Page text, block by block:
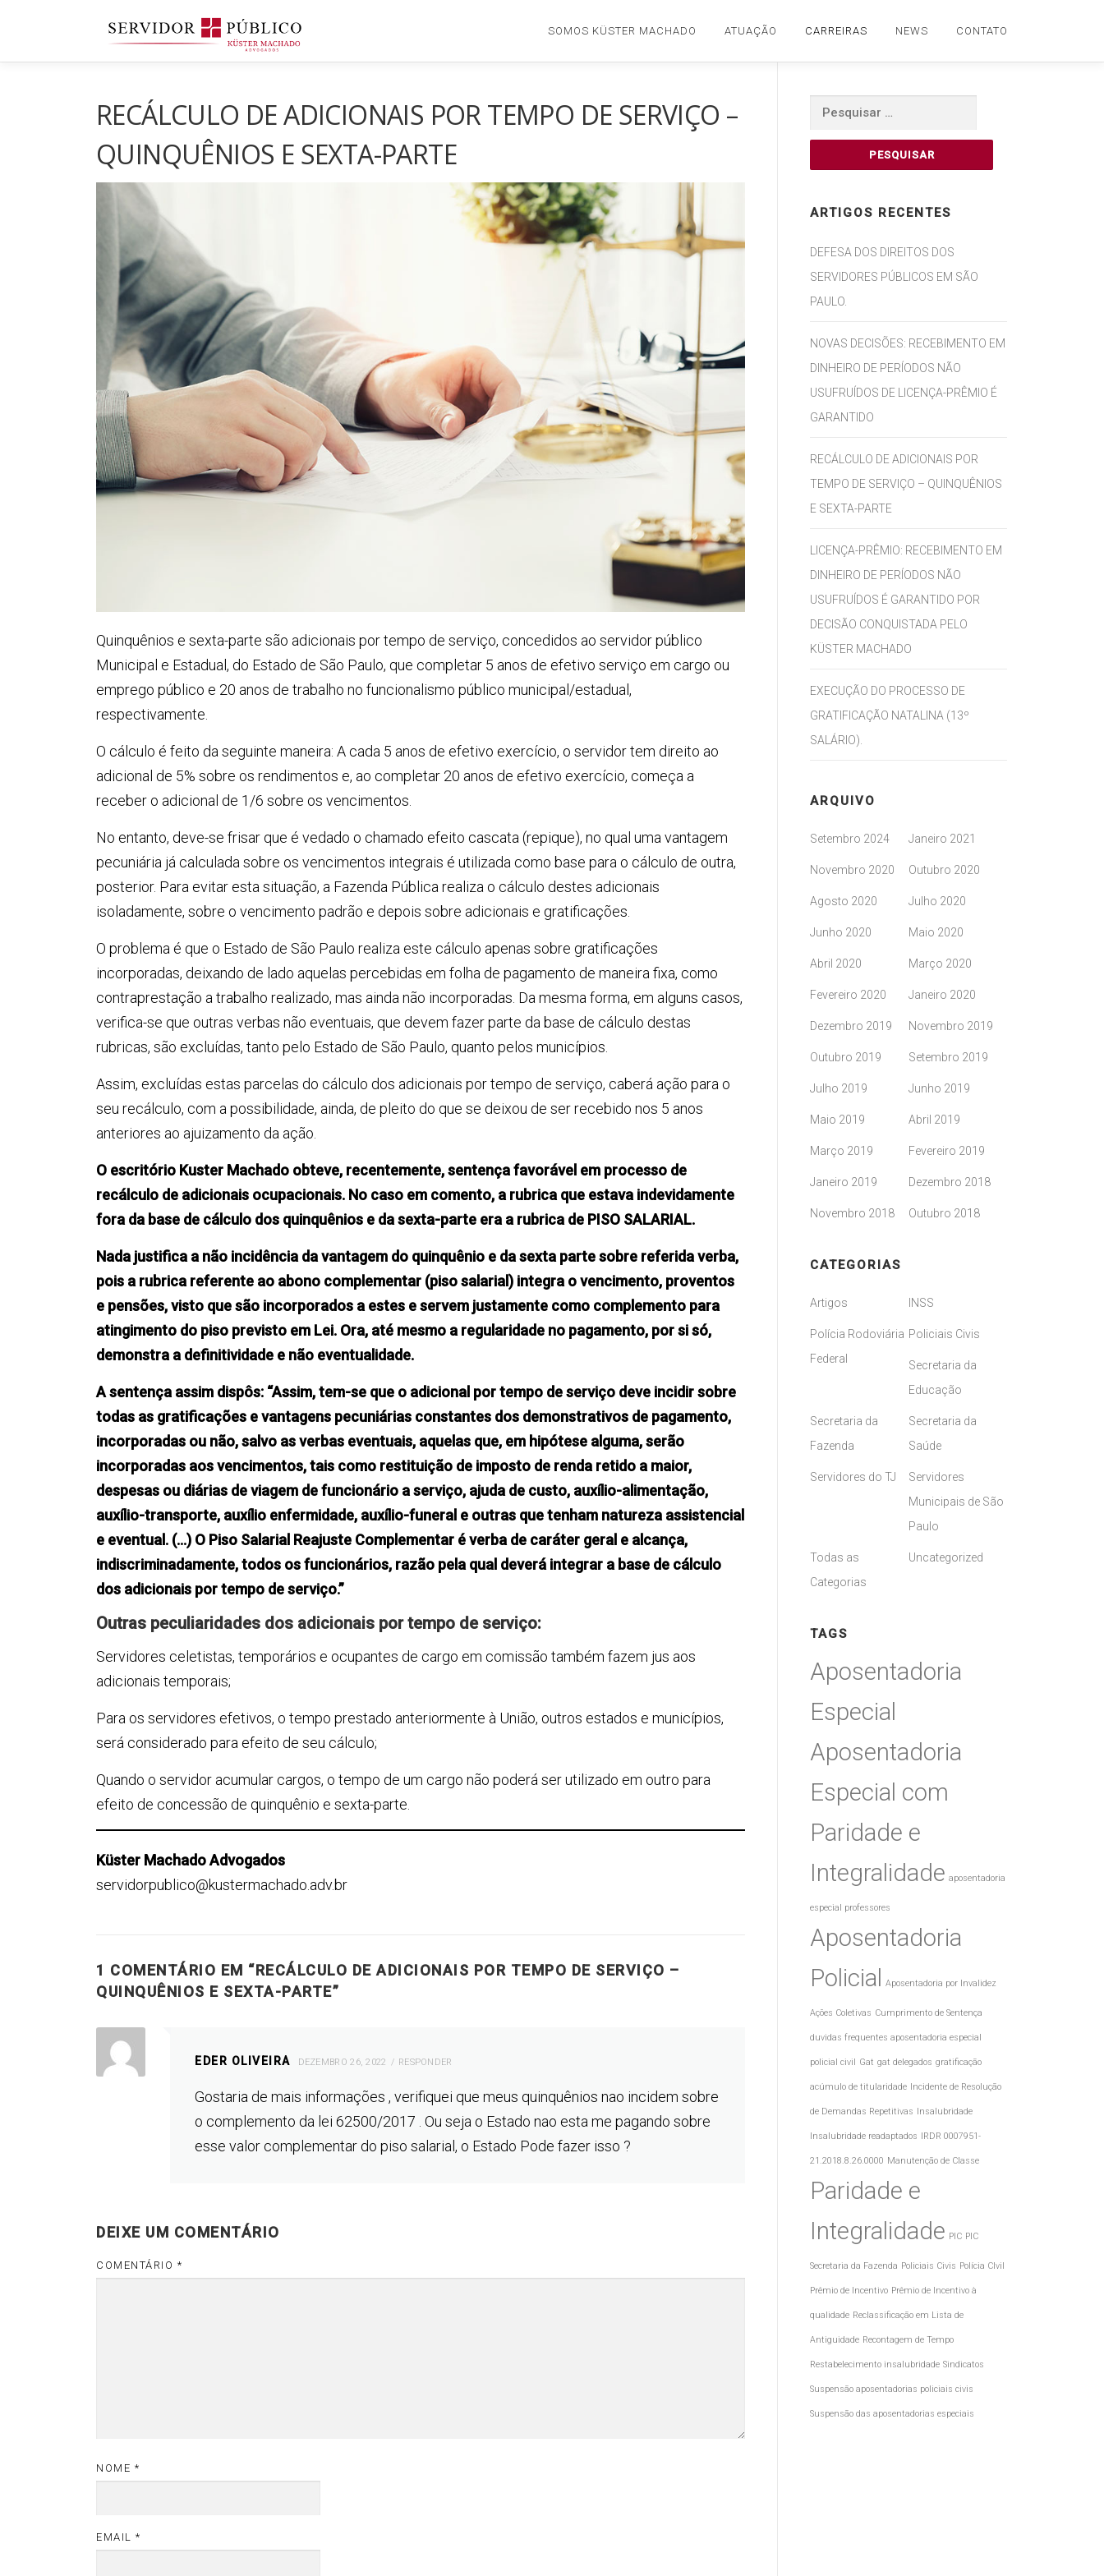
conteúdo
SOMOS KÜSTER MACHADO ATUAÇÃO CARREIRAS NEWS CONTATO
RECÁLCULO DE ADICIONAIS POR TEMPO DE SERVIÇO –
QUINQUÊNIOS E SEXTA-PARTE
Quinquênios e sexta-parte são adicionais por tempo de serviço, concedidos ao servidor público
Municipal e Estadual, do Estado de São Paulo, que completar 5 anos de efetivo serviço em cargo ou
emprego público e 20 anos de trabalho no funcionalismo público municipal/estadual,
respectivamente.
O cálculo é feito da seguinte maneira: A cada 5 anos de efetivo exercício, o servidor tem direito ao
adicional de 5% sobre os rendimentos e, ao completar 20 anos de efetivo exercício, começa a
receber o adicional de 1/6 sobre os vencimentos.
No entanto, deve-se frisar que é vedado o chamado efeito cascata (repique), no qual uma vantagem
pecuniária já calculada sobre os vencimentos integrais é utilizada como base para o cálculo de outra,
posterior. Para evitar esta situação, a Fazenda Pública realiza o cálculo destes adicionais
isoladamente, sobre o vencimento padrão e depois sobre adicionais e gratificações.
O problema é que o Estado de São Paulo realiza este cálculo apenas sobre gratificações
incorporadas, deixando de lado aquelas percebidas em folha de pagamento de maneira fixa, como
contraprestação a trabalho realizado, mas ainda não incorporadas. Da mesma forma, em alguns casos,
verifica-se que outras verbas não eventuais, que devem fazer parte da base de cálculo destas
rubricas, são excluídas, tanto pelo Estado de São Paulo, quanto pelos municípios.
Assim, excluídas estas parcelas do cálculo dos adicionais por tempo de serviço, caberá ação para o
seu recálculo, com a possibilidade, ainda, de pleito do que se deixou de ser recebido nos 5 anos
anteriores ao ajuizamento da ação.
O escritório Kuster Machado obteve, recentemente, sentença favorável em processo de
recálculo de adicionais ocupacionais. No caso em comento, a rubrica que estava indevidamente
fora da base de cálculo dos quinquênios e da sexta-parte era a rubrica de PISO SALARIAL.
Nada justifica a não incidência da vantagem do quinquênio e da sexta parte sobre referida verba,
pois a rubrica referente ao abono complementar (piso salarial) integra o vencimento, proventos
e pensões, visto que são incorporados a estes e servem justamente como complemento para
atingimento do piso previsto em Lei. Ora, até mesmo a regularidade no pagamento, por si só,
demonstra a definitividade e não eventualidade.
A sentença assim dispôs: “Assim, tem-se que o adicional por tempo de serviço deve incidir sobre
todas as gratificações e vantagens pecuniárias constantes dos demonstrativos de pagamento,
incorporadas ou não, salvo as verbas eventuais, aquelas que, em hipótese alguma, serão
incorporadas aos vencimentos, tais como restituição de imposto de renda retido a maior,
despesas ou diárias de viagem de funcionário a serviço, ajuda de custo, auxílio-alimentação,
auxílio-transporte, auxílio enfermidade, auxílio-funeral e outras que tenham natureza assistencial
e eventual. (…) O Piso Salarial Reajuste Complementar é verba de caráter geral e alcança,
indiscriminadamente, todos os funcionários, razão pela qual deverá integrar a base de cálculo
dos adicionais por tempo de serviço.”
Outras peculiaridades dos adicionais por tempo de serviço:
Servidores celetistas, temporários e ocupantes de cargo em comissão também fazem jus aos
adicionais temporais;
Para os servidores efetivos, o tempo prestado anteriormente à União, outros estados e municípios,
será considerado para efeito de seu cálculo;
Quando o servidor acumular cargos, o tempo de um cargo não poderá ser utilizado em outro para
efeito de concessão de quinquênio e sexta-parte.
Küster Machado Advogados
servidorpublico@kustermachado.adv.br
1 COMENTÁRIO EM “RECÁLCULO DE ADICIONAIS POR TEMPO DE SERVIÇO –
QUINQUÊNIOS E SEXTA-PARTE”
EDER OLIVEIRA DEZEMBRO 26, 2022 RESPONDER
Gostaria de mais informações , verifiquei que meus quinquênios nao incidem sobre
o complemento da lei 62500/2017 . Ou seja o Estado nao esta me pagando sobre
esse valor complementar do piso salarial, o Estado Pode fazer isso ?
DEIXE UM COMENTÁRIO
COMENTÁRIO *
NOME *
EMAIL *
Pesquisar
ARTIGOS RECENTES
DEFESA DOS DIREITOS DOS
SERVIDORES PÚBLICOS EM SÃO
PAULO.
NOVAS DECISÕES: RECEBIMENTO EM
DINHEIRO DE PERÍODOS NÃO
USUFRUÍDOS DE LICENÇA-PRÊMIO É
GARANTIDO
RECÁLCULO DE ADICIONAIS POR
TEMPO DE SERVIÇO – QUINQUÊNIOS
E SEXTA-PARTE
LICENÇA-PRÊMIO: RECEBIMENTO EM
DINHEIRO DE PERÍODOS NÃO
USUFRUÍDOS É GARANTIDO POR
DECISÃO CONQUISTADA PELO
KÜSTER MACHADO
EXECUÇÃO DO PROCESSO DE
GRATIFICAÇÃO NATALINA (13º
SALÁRIO).
ARQUIVO
Setembro 2024 Janeiro 2021
Novembro 2020 Outubro 2020
Agosto 2020 Julho 2020
Junho 2020 Maio 2020
Abril 2020 Março 2020
Fevereiro 2020 Janeiro 2020
Dezembro 2019 Novembro 2019
Outubro 2019 Setembro 2019
Julho 2019 Junho 2019
Maio 2019 Abril 2019
Março 2019 Fevereiro 2019
Janeiro 2019 Dezembro 2018
Novembro 2018 Outubro 2018
CATEGORIAS
Artigos INSS
Polícia Rodoviária
Federal
Policiais Civis
Secretaria da
Educação
Secretaria da
Fazenda
Secretaria da
Saúde
Servidores do TJ
Servidores
Municipais de São
Paulo
Todas as
Categorias
Uncategorized
TAGS
Aposentadoria
Especial
Aposentadoria
Especial com
Paridade e
Integralidade aposentadoria
especial professores
Aposentadoria
Policial
Aposentadoria por Invalidez
Ações Coletivas Cumprimento de Sentença
duvidas frequentes aposentadoria especial
policial civil Gat gat delegados gratificação
acúmulo de titularidade Incidente de Resolução
de Demandas Repetitivas Insalubridade
Insalubridade readaptados IRDR 0007951-
21.2018.8.26.0000 Manutenção de Classe
Paridade e
Integralidade PIC PIC
Secretaria da Fazenda Policiais Civis Polícia CIvil
Prêmio de Incentivo Prêmio de Incentivo à
qualidade Reclassificação em Lista de
Antiguidade Recontagem de Tempo
Restabelecimento insalubridade Sindicatos
Suspensão aposentadorias policiais civis
Suspensão das aposentadorias especiais